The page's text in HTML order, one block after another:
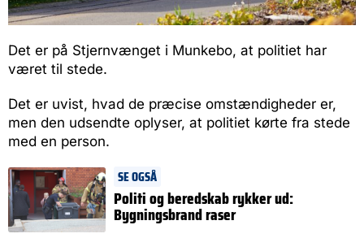
Det er på Stjernvænget i Munkebo, at politiet har
været til stede.
Det er uvist, hvad de præcise omstændigheder er,
men den udsendte oplyser, at politiet kørte fra stede
med en person.
SE OGSÅ
Politi og beredskab rykker ud:
Bygningsbrand raser